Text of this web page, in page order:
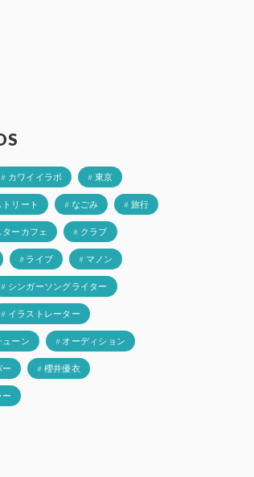
# カワイイラボ # 東京
リート # なごみ # 旅行
ーカフェ # クラブ
# ライブ # マノン
# シンガーソングライター
# イラストレーター
ューン # オーディション
ー # 櫻井優衣
ー